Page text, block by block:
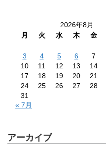
2026年8月
月
火 水 木 金
3
4 5 6 7
10
11 12 13 14
17
18 19 20 21
24
25 26 27 28
31
« 7月
アーカイブ